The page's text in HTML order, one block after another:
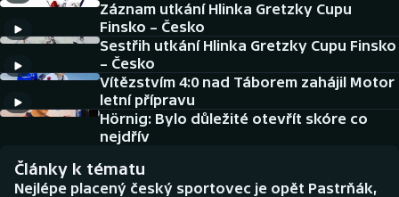
Cyklistika
DALŠÍ SPORTY
Americký fotbal
Baseball a softbal
Basketbal
NEPŘEHLÉDNĚTE
Historické návraty
Záznam utkání Hlinka Gretzky Cupu
Finsko – Česko
Sestřih utkání Hlinka Gretzky Cupu Finsko
– Česko
Vítězstvím 4:0 nad Táborem zahájil Motor
letní přípravu
Hörnig: Bylo důležité otevřít skóre co
nejdřív
Články k tématu
Nejlépe placený český sportovec je opět Pastrňák,